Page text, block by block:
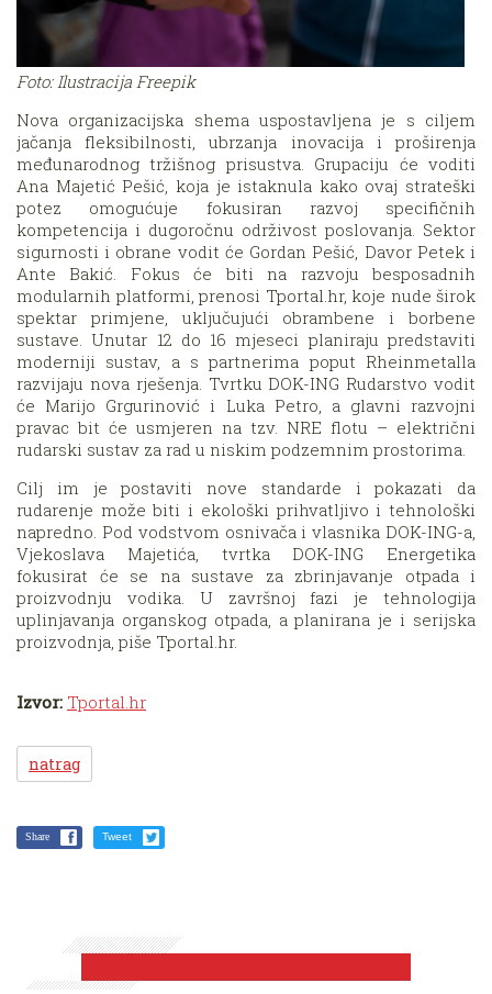
Foto: Ilustracija Freepik
Nova organizacijska shema uspostavljena je s ciljem
jačanja fleksibilnosti, ubrzanja inovacija i proširenja
međunarodnog tržišnog prisustva. Grupaciju će voditi
Ana Majetić Pešić, koja je istaknula kako ovaj strateški
potez omogućuje fokusiran razvoj specifičnih
kompetencija i dugoročnu održivost poslovanja. Sektor
sigurnosti i obrane vodit će Gordan Pešić, Davor Petek i
Ante Bakić. Fokus će biti na razvoju besposadnih
modularnih platformi, prenosi Tportal.hr, koje nude širok
spektar primjene, uključujući obrambene i borbene
sustave. Unutar 12 do 16 mjeseci planiraju predstaviti
moderniji sustav, a s partnerima poput Rheinmetalla
razvijaju nova rješenja. Tvrtku DOK-ING Rudarstvo vodit
će Marijo Grgurinović i Luka Petro, a glavni razvojni
pravac bit će usmjeren na tzv. NRE flotu – električni
rudarski sustav za rad u niskim podzemnim prostorima.
Cilj im je postaviti nove standarde i pokazati da
rudarenje može biti i ekološki prihvatljivo i tehnološki
napredno. Pod vodstvom osnivača i vlasnika DOK-ING-a,
Vjekoslava Majetića, tvrtka DOK-ING Energetika
fokusirat će se na sustave za zbrinjavanje otpada i
proizvodnju vodika. U završnoj fazi je tehnologija
uplinjavanja organskog otpada, a planirana je i serijska
proizvodnja, piše Tportal.hr.
Izvor: Tportal.hr
natrag
Share Tweet